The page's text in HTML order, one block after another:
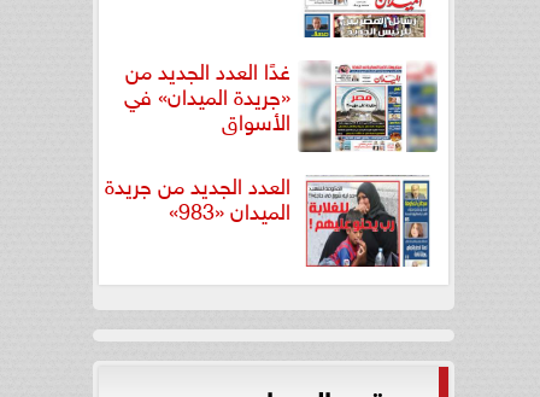
غدًا العدد الجديد من
«جريدة الميدان» في
الأسواق
العدد الجديد من جريدة
الميدان «983»